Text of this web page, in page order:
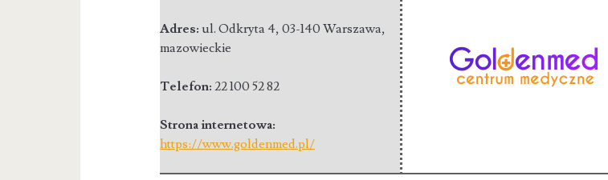
Adres:ul. Odkryta 4,03-140 Warszawa,
mazowieckie
Telefon:22 100 52 82
Strona internetowa:
https://www.goldenmed.pl/